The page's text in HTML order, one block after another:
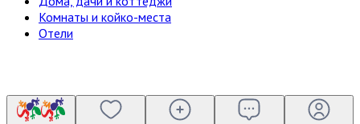
Комнаты и койко-места
Отели